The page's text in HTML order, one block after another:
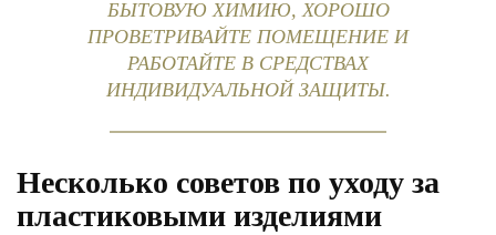
БЫТОВУЮ ХИМИЮ, ХОРОШО
ПРОВЕТРИВАЙТЕ ПОМЕЩЕНИЕ И
РАБОТАЙТЕ В СРЕДСТВАХ
ИНДИВИДУАЛЬНОЙ ЗАЩИТЫ.
Несколько советов по уходу за
пластиковыми изделиями